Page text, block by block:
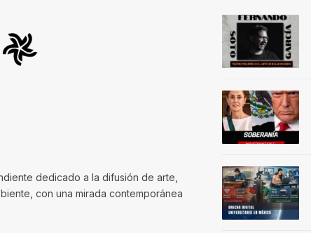
dedicado a la difusión de arte,
con una mirada contemporánea